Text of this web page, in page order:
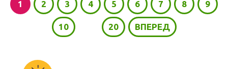
1 2 3 4 5 6 7 8 9
10 20 ВПЕРЕД